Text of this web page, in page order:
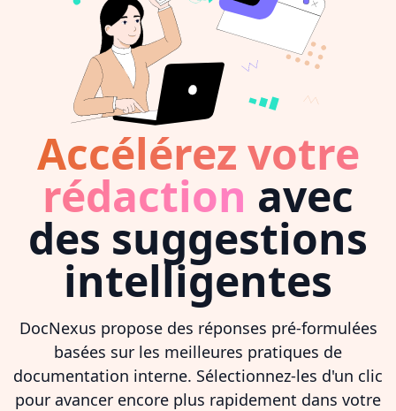
Accélérez votre
rédaction avec
des suggestions
intelligentes
DocNexus propose des réponses pré-formulées
basées sur les meilleures pratiques de
documentation interne. Sélectionnez-les d'un clic
pour avancer encore plus rapidement dans votre